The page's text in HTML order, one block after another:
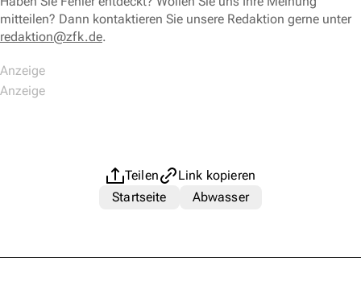
mitteilen? Dann kontaktieren Sie unsere Redaktion gerne unter
redaktion@zfk.de.
Teilen
Link kopieren
Startseite
Abwasser